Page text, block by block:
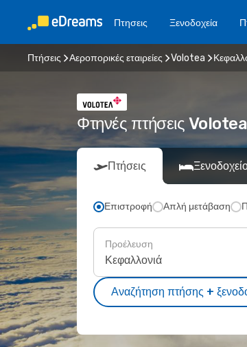
Πτησεις Ξενοδοχεία
Πτήσεις Αεροπορικές εταιρείες Volotea
Φτηνές πτήσεις
Πτήσεις
Επιστροφή Απλή μετάβαση
Προέλευση
Αναζήτηση πτήσης +